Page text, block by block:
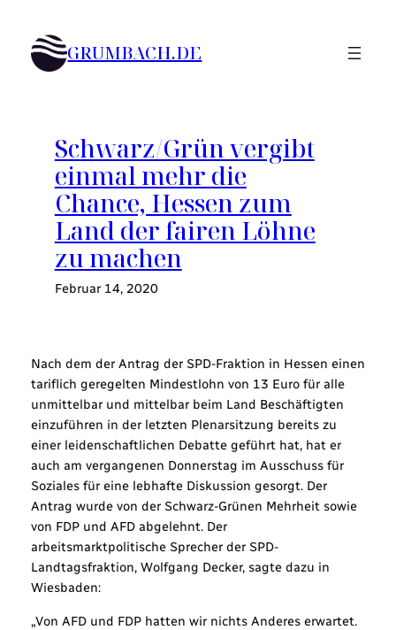
Inhalt
springen GRUMBACH.DE
Schwarz/Grün vergibt
einmal mehr die
Chance, Hessen zum
Land der fairen Löhne
zu machen
Februar 14, 2020
Nach dem der Antrag der SPD-Fraktion in Hessen einen
tariflich geregelten Mindestlohn von 13 Euro für alle
unmittelbar und mittelbar beim Land Beschäftigten
einzuführen in der letzten Plenarsitzung bereits zu
einer leidenschaftlichen Debatte geführt hat, hat er
auch am vergangenen Donnerstag im Ausschuss für
Soziales für eine lebhafte Diskussion gesorgt. Der
Antrag wurde von der Schwarz-Grünen Mehrheit sowie
von FDP und AFD abgelehnt. Der
arbeitsmarktpolitische Sprecher der SPD-
Landtagsfraktion, Wolfgang Decker, sagte dazu in
Wiesbaden:
„Von AFD und FDP hatten wir nichts Anderes erwartet.